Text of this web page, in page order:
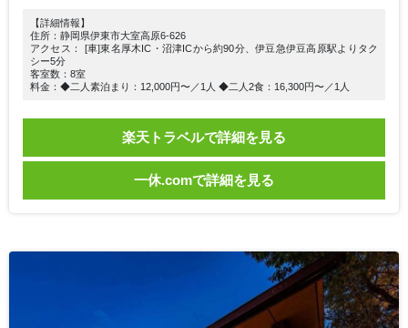
【詳細情報】
住所：静岡県伊東市大室高原6-626
アクセス： [車]東名厚木IC・沼津ICから約90分、伊豆急伊豆高原駅よりタク
シー5分
客室数：8室
料金：◆二人素泊まり：12,000円〜／1人 ◆二人2食：16,300円〜／1人
楽天トラベルで詳細を見る
一休.comで詳細を見る